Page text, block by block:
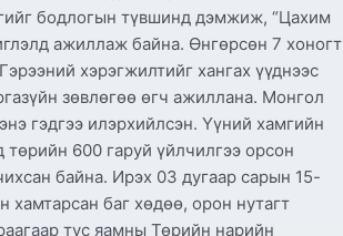
бодлогын түвшинд дэмжиж, “Цахим
ажиллаж байна. Өнгөрсөн 7 хоногт
хэрэгжилтийг хангах үүднээс
зөвлөгөө өгч ажиллана. Монгол
гэдгээ илэрхийлсэн. Үүний хамгийн
600 гаруй үйлчилгээ орсон
байна. Ирэх 03 дугаар сарын 15-
баг хөдөө, орон нутагт
тус яамны Төрийн нарийн